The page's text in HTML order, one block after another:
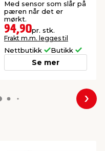
E27 8,5 W
Med sensor som slår på
pæren når det er
mørkt.
94,90pr. stk.
Frakt m.m. legges til
Nettbutikk Butikk
Se mer